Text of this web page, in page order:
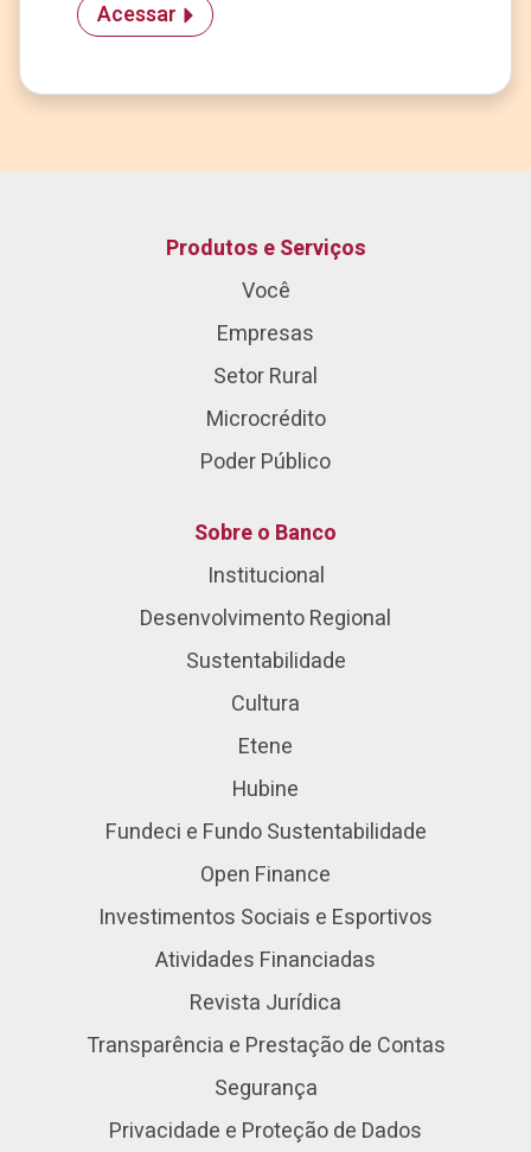
Acessar
Produtos e Serviços
Você
Empresas
Setor Rural
Microcrédito
Poder Público
Sobre o Banco
Institucional
Desenvolvimento Regional
Sustentabilidade
Cultura
Etene
Hubine
Fundeci e Fundo Sustentabilidade
Open Finance
Investimentos Sociais e Esportivos
Atividades Financiadas
Revista Jurídica
Transparência e Prestação de Contas
Segurança
Privacidade e Proteção de Dados